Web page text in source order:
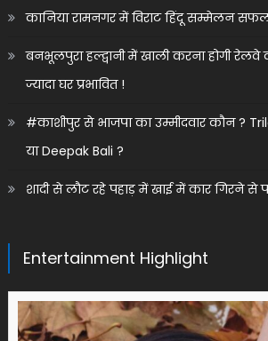
कानिया रामनगर में विराट हिंदू सम्मेलन
बनभूलपुरा हल्द्वानी में खाली करना होगी
ज्यादा घर प्रभावित !
#काशीपुर से भाजपा का उम्मीदवार कौन ?
या Deepak Bali ?
शादी से लौट रहे पहाड़ में खाई में कार गिरने से
Entertainment Highlight